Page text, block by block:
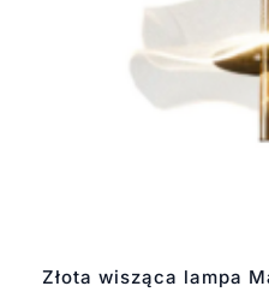
Złota wisząca lampa